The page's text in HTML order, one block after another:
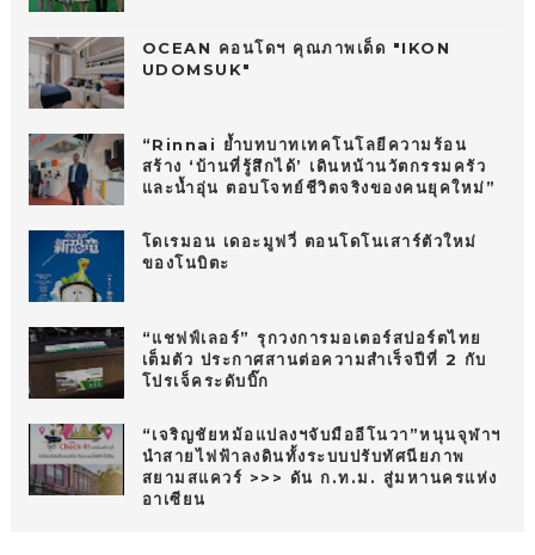
OCEAN คอนโดฯ คุณภาพเด็ด "IKON
UDOMSUK"
“Rinnai ย้ำบทบาทเทคโนโลยีความร้อน
สร้าง ‘บ้านที่รู้สึกได้’ เดินหน้านวัตกรรมครัว
และน้ำอุ่น ตอบโจทย์ชีวิตจริงของคนยุคใหม่”
โดเรมอน เดอะมูฟวี่ ตอนโดโนเสาร์ตัวใหม่
ของโนบิตะ
“แชฟฟ์เลอร์” รุกวงการมอเตอร์สปอร์ตไทย
เต็มตัว ประกาศสานต่อความสำเร็จปีที่ 2 กับ
โปรเจ็คระดับบิ๊ก
“เจริญชัยหม้อแปลงฯจับมืออีโนวา”หนุนจุฬาฯ
นำสายไฟฟ้าลงดินทั้งระบบปรับทัศนียภาพ
สยามสแควร์ >>> ดัน ก.ท.ม. สู่มหานครแห่ง
อาเซียน